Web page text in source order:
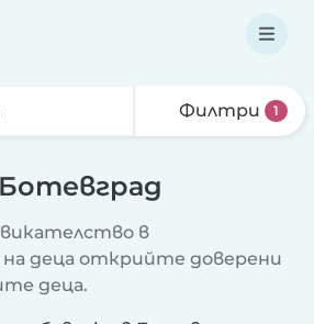
Филтри 1
в
деца открийте доверени
деца.